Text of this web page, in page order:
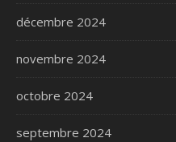
décembre 2024
novembre 2024
octobre 2024
septembre 2024